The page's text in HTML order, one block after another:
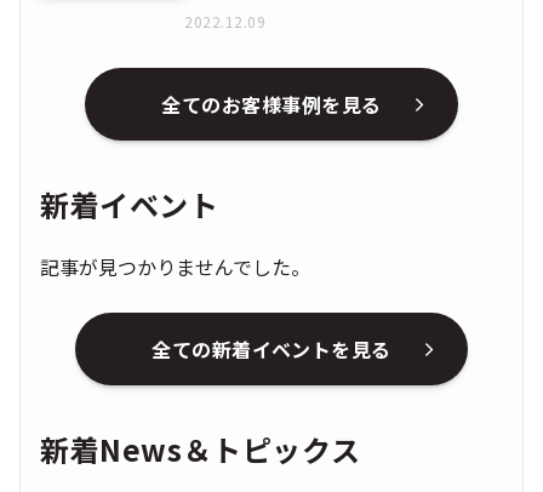
2022.12.09
全てのお客様事例を見る
新着イベント
記事が見つかりませんでした。
全ての新着イベントを見る
新着News＆トピックス